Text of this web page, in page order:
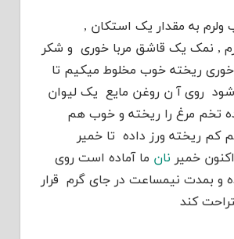
به مقدار یک استکان ,
, نمک یک قاشق مربا خوری و شکر
ریخته خوب مخلوط میکیم تا
روی آ ن روغن مایع یک لیوان
تخم مرغ را ریخته و خوب هم
کم ریخته ورز داده تا خمیر
خمیر نان ما آماده است روی
و بمدت نیمساعت در جای گرم قرار
کند